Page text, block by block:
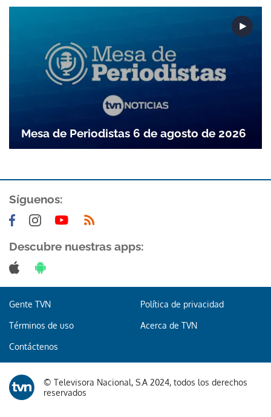
Mesa de Periodistas 6 de agosto de 2026
Síguenos:
Descubre nuestras apps:
Gente TVN Política de privacidad
Términos de uso Acerca de TVN
Contáctenos
© Televisora Nacional, S.A 2024, todos los derechos
reservados